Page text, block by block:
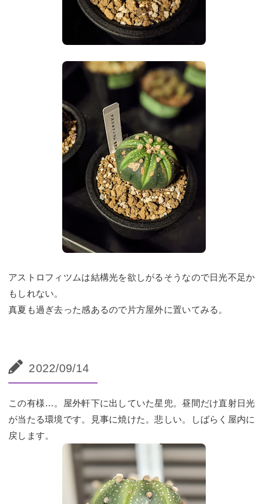
アストロフィツムは結構光を欲しがるそうなので日光不足か
もしれない。
真夏も過ぎ去った感あるので片方屋外に置いてみる。
2022/09/14
この有様…。屋外軒下に出していた星兜。昼間だけ直射日光
が当たる環境です。見事に焼けた。悲しい。しばらく屋内に
戻します。